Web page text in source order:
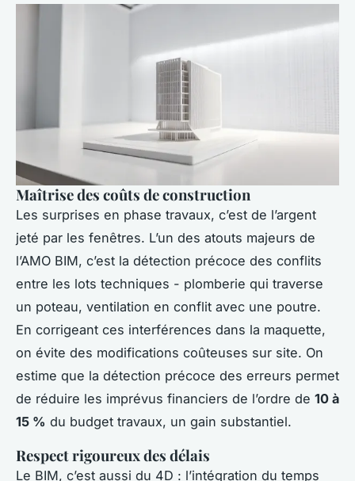
Maîtrise des coûts de construction
Les surprises en phase travaux, c’est de l’argent
jeté par les fenêtres. L’un des atouts majeurs de
l’AMO BIM, c’est la détection précoce des conflits
entre les lots techniques - plomberie qui traverse
un poteau, ventilation en conflit avec une poutre.
En corrigeant ces interférences dans la maquette,
on évite des modifications coûteuses sur site. On
estime que la détection précoce des erreurs permet
de réduire les imprévus financiers de l’ordre de 10 à
15 % du budget travaux, un gain substantiel.
Respect rigoureux des délais
Le BIM, c’est aussi du 4D : l’intégration du temps